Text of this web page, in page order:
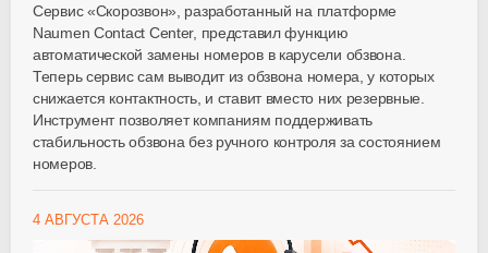
Сервис «Скорозвон», разработанный на платформе
Naumen Contact Center, представил функцию
автоматической замены номеров в карусели обзвона.
Теперь сервис сам выводит из обзвона номера, у которых
снижается контактность, и ставит вместо них резервные.
Инструмент позволяет компаниям поддерживать
стабильность обзвона без ручного контроля за состоянием
номеров.
4 АВГУСТА 2026